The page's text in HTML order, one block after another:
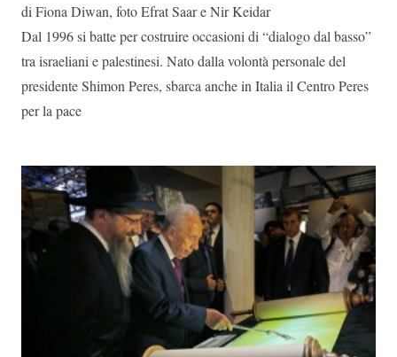
di Fiona Diwan, foto Efrat Saar e Nir Keidar
Dal 1996 si batte per costruire occasioni di “dialogo dal basso”
tra israeliani e palestinesi. Nato dalla volontà personale del
presidente Shimon Peres, sbarca anche in Italia il Centro Peres
per la pace